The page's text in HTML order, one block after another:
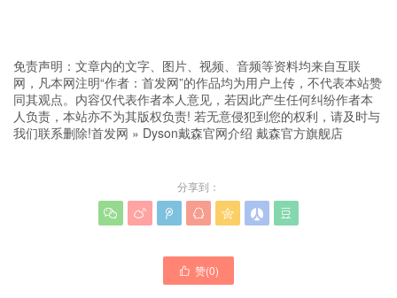
免责声明：文章内的文字、图片、视频、音频等资料均来自互联
网，凡本网注明“作者：首发网”的作品均为用户上传，不代表本站赞
同其观点。内容仅代表作者本人意见，若因此产生任何纠纷作者本
人负责，本站亦不为其版权负责! 若无意侵犯到您的权利，请及时与
我们联系删除!首发网 » Dyson戴森官网介绍 戴森官方旗舰店
分享到：
      
 赞(0)